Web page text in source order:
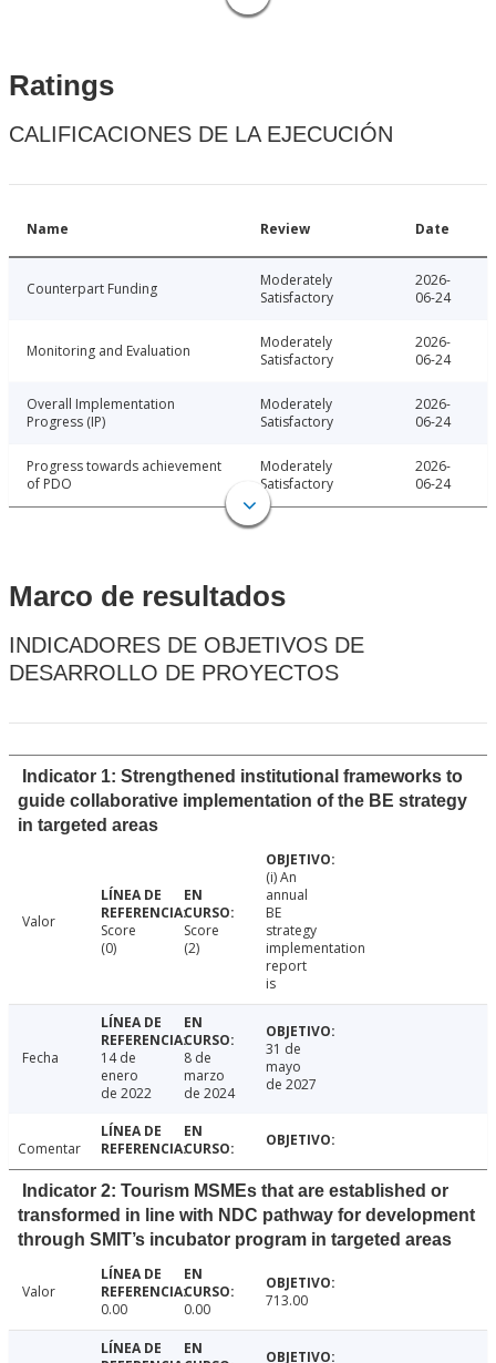
Ratings
CALIFICACIONES DE LA EJECUCIÓN
Name Review Date
Counterpart Funding
Moderately
Satisfactory
2026-
06-24
Monitoring and Evaluation
Moderately
Satisfactory
2026-
06-24
Overall Implementation
Progress (IP)
Moderately
Satisfactory
2026-
06-24
Progress towards achievement
of PDO
Moderately
Satisfactory
2026-
06-24
Marco de resultados
INDICADORES DE OBJETIVOS DE
DESARROLLO DE PROYECTOS
Indicator 1: Strengthened institutional frameworks to
guide collaborative implementation of the BE strategy
in targeted areas
Valor
Score
(0)
Score
(2)
(i) An
annual
BE
strategy
implementation
report
is
Fecha
14 de
enero
de 2022
8 de
marzo
de 2024
31 de
mayo
de 2027
Comentar
Indicator 2: Tourism MSMEs that are established or
transformed in line with NDC pathway for development
through SMIT’s incubator program in targeted areas
Valor
0.00
0.00 713.00